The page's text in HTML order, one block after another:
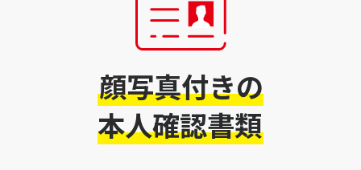
顔写真付きの
本人確認書類